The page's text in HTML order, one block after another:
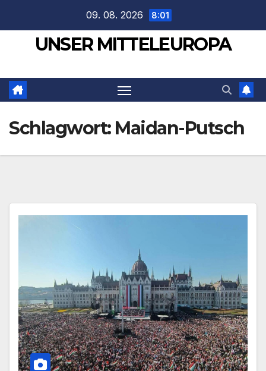
springen
09. 08. 2026 8:01
UNSER MITTELEUROPA
Schlagwort: Maidan-Putsch